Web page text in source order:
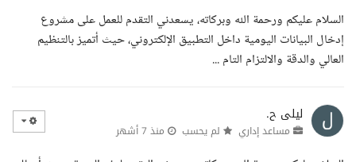
السلام عليكم ورحمة الله وبركاته، يسعدني التقدم للعمل على مشروع
إدخال البيانات اليومية داخل التطبيق الإلكتروني، حيث أتميز بالتنظيم
العالي والدقة والالتزام التام ...
ليلى ح.
مساعد إداري لم يحسب منذ 7 أشهر